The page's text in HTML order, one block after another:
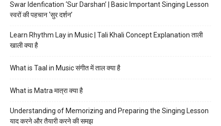
Swar Idenfication ‘Sur Darshan’ | Basic Important Singing Lesson
स्वरों की पहचान ‘सुर दर्शन’
Learn Rhythm Lay in Music | Tali Khali Concept Explanation ताली
खाली क्या है
What is Taal in Music संगीत में ताल क्या है
What is Matra मात्रा क्या है
Understanding of Memorizing and Preparing the Singing Lesson
याद करने और तैयारी करने की समझ